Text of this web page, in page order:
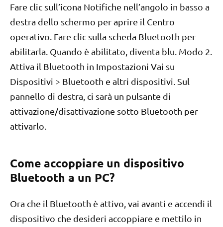
Fare clic sull’icona Notifiche nell’angolo in basso a
destra dello schermo per aprire il Centro
operativo. Fare clic sulla scheda Bluetooth per
abilitarla. Quando è abilitato, diventa blu. Modo 2.
Attiva il Bluetooth in Impostazioni Vai su
Dispositivi > Bluetooth e altri dispositivi. Sul
pannello di destra, ci sarà un pulsante di
attivazione/disattivazione sotto Bluetooth per
attivarlo.
Come accoppiare un dispositivo
Bluetooth a un PC?
Ora che il Bluetooth è attivo, vai avanti e accendi il
dispositivo che desideri accoppiare e mettilo in